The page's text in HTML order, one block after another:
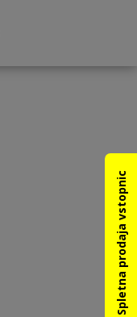
Spletna prodaja vstopnic